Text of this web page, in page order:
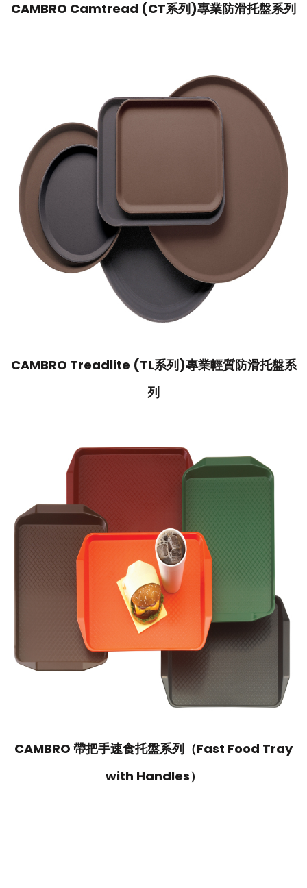
CAMBRO Camtread (CT系列)專業防滑托盤系列
CAMBRO Treadlite (TL系列)專業輕質防滑托盤系
列
CAMBRO 帶把手速食托盤系列（Fast Food Tray
with Handles）